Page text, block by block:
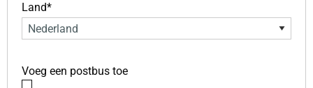
Land*
Voeg een postbus toe